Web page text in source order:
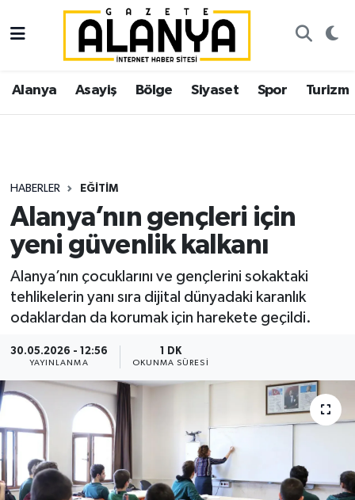
Alanya Asayiş Bölge Siyaset Spor Turizm
HABERLER EĞITIM
Alanya’nın gençleri için
yeni güvenlik kalkanı
Alanya’nın çocuklarını ve gençlerini sokaktaki
tehlikelerin yanı sıra dijital dünyadaki karanlık
odaklardan da korumak için harekete geçildi.
30.05.2026 - 12:56
YAYINLANMA
1 DK
OKUNMA SÜRESI
Alanya
Asayiş
Siyaset
Spor
Turizm
Ekonomi
İstanbul Nöbetçi Eczaneler
İstanbul Hava Durumu
Süper Lig Puan Durumu ve Fikstür
Tüm Manşetler
Son Dakika Haberleri
Haber Arşivi